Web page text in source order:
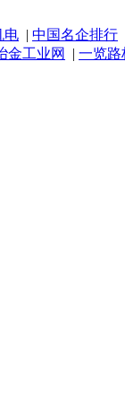
电 | 中国名企排行
金工业网 | 一览路